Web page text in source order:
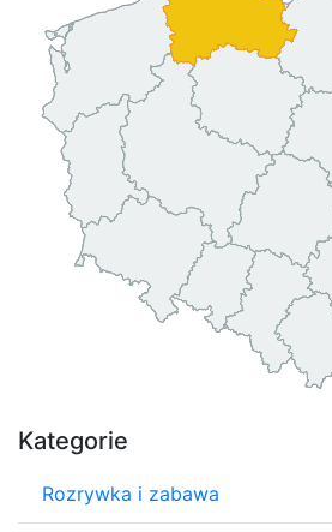
Kategorie
Rozrywka i zabawa